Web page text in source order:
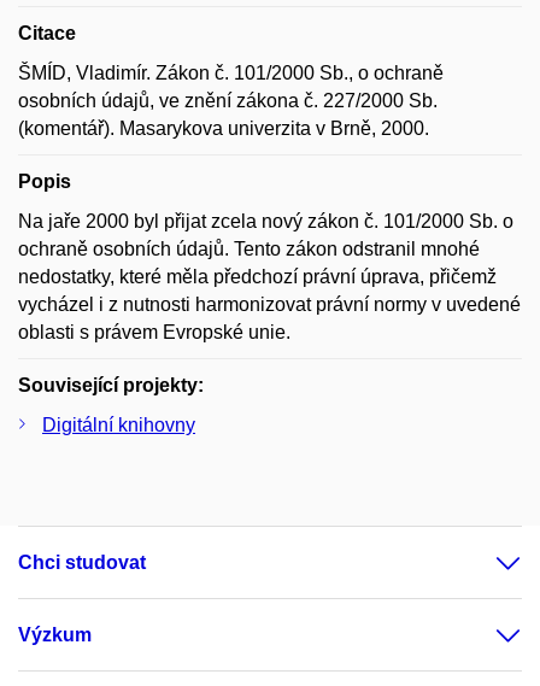
Citace
ŠMÍD, Vladimír. Zákon č. 101/2000 Sb., o ochraně
osobních údajů, ve znění zákona č. 227/2000 Sb.
(komentář). Masarykova univerzita v Brně, 2000.
Popis
Na jaře 2000 byl přijat zcela nový zákon č. 101/2000 Sb. o
ochraně osobních údajů. Tento zákon odstranil mnohé
nedostatky, které měla předchozí právní úprava, přičemž
vycházel i z nutnosti harmonizovat právní normy v uvedené
oblasti s právem Evropské unie.
Související projekty:
Digitální knihovny
Chci studovat
Výzkum